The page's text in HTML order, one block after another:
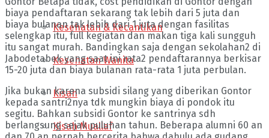
Kesehatan & Kecantikan
Kesehatan Wanita
Kisah
Kisah Muallaf
biaya pendaftaran sekarang tak lebih dari 5 juta dan
biaya bulanan tak lebih dari 1 juta dengan fasilitas
selengkap itu, full kegiatan dan makan tiga kali sungguh
itu sangat murah. Bandingkan saja dengan sekolahan2 di
Jabodetabek yang saat ini rata2 pendaftarannya berkisar
15-20 juta dan biaya bulanan rata-rata 1 juta perbulan.
Jika bukan karena subsidi silang yang diberikan Gontor
kepada santri2nya tdk mungkin biaya di pondok itu
segitu. Bahkan subsidi Gontor ke santrinya sdh
berlangsung sejak puluhan tahun. Beberapa alumni 60 an